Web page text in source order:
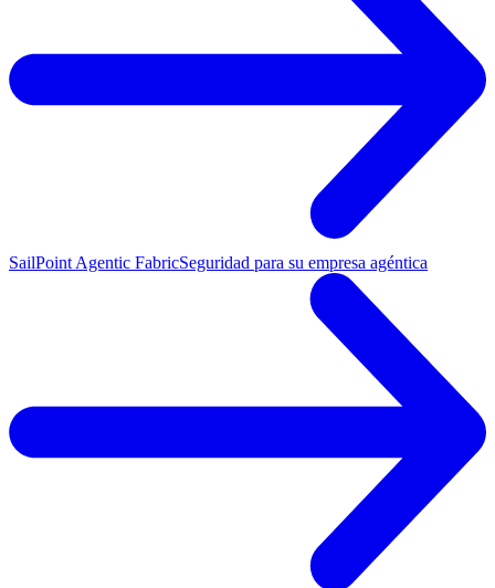
SailPoint Agentic FabricSeguridad para su empresa agéntica